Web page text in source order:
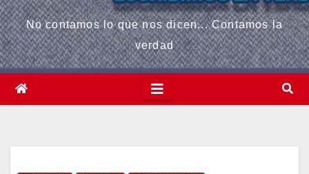
No contamos lo que nos dicen... Contamos la
verdad